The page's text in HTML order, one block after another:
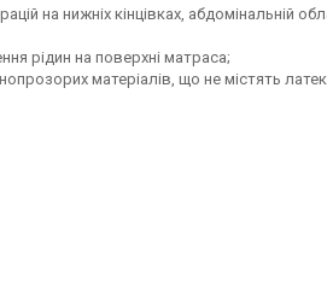
на нижніх кінцівках, абдомінальній
рідин на поверхні матраса;
матеріалів, що не містять